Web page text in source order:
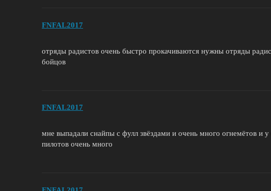
FNFAL2017
отряды радистов очень быстро прокачиваются нужны отряды
бойцов
FNFAL2017
мне выпадали снайпы с фулл звёздами и очень много огнемётов и
пилотов очень много